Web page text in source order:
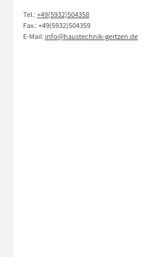
Tel.:+49(5932)504358
Fax.: +49(5932)504359
E-Mail: info@haustechnik-gertzen.de